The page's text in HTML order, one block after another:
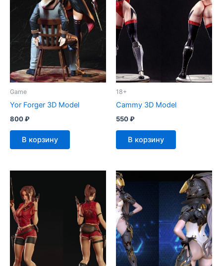
Game
Yor Forger 3D Model
800₽
В корзину
18+
Cammy 3D Model
550₽
В корзину